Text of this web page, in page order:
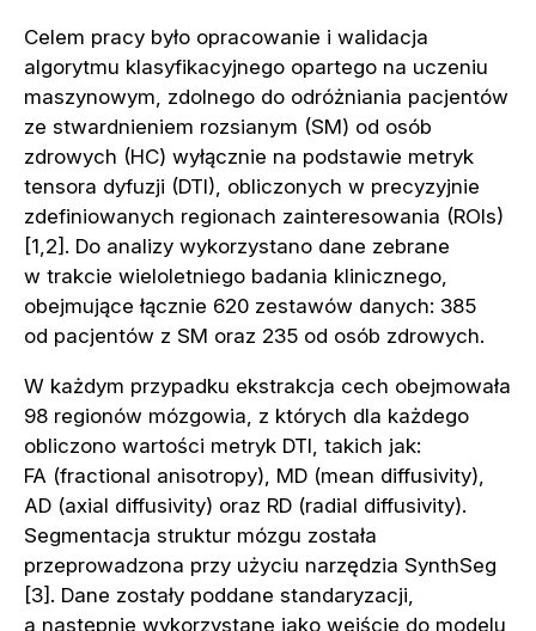
Celem pracy było opracowanie i walidacja
algorytmu klasyfikacyjnego opartego na uczeniu
maszynowym, zdolnego do odróżniania pacjentów
ze stwardnieniem rozsianym (SM) od osób
zdrowych (HC) wyłącznie na podstawie metryk
tensora dyfuzji (DTI), obliczonych w precyzyjnie
zdefiniowanych regionach zainteresowania (ROIs)
[1,2]. Do analizy wykorzystano dane zebrane
w trakcie wieloletniego badania klinicznego,
obejmujące łącznie 620 zestawów danych: 385
od pacjentów z SM oraz 235 od osób zdrowych.
W każdym przypadku ekstrakcja cech obejmowała
98 regionów mózgowia, z których dla każdego
obliczono wartości metryk DTI, takich jak:
FA (fractional anisotropy), MD (mean diffusivity),
AD (axial diffusivity) oraz RD (radial diffusivity).
Segmentacja struktur mózgu została
przeprowadzona przy użyciu narzędzia SynthSeg
[3]. Dane zostały poddane standaryzacji,
a następnie wykorzystane jako wejście do modelu